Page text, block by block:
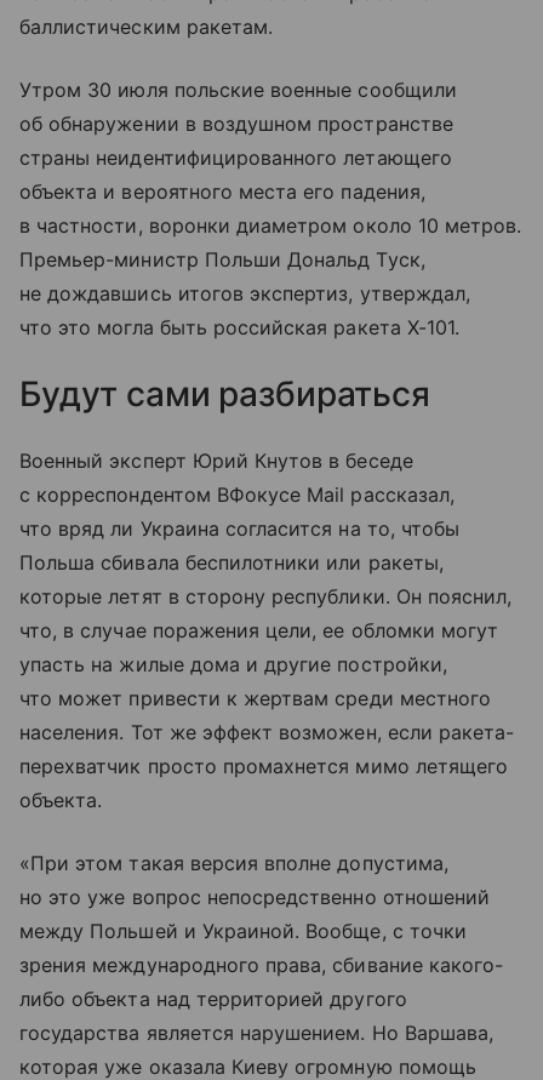
баллистическим ракетам.
Утром 30 июля польские военные сообщили
об обнаружении в воздушном пространстве
страны неидентифицированного летающего
объекта и вероятного места его падения,
в частности, воронки диаметром около 10 метров.
Премьер-министр Польши Дональд Туск,
не дождавшись итогов экспертиз, утверждал,
что это могла быть российская ракета Х-101.
Будут сами разбираться
Военный эксперт Юрий Кнутов в беседе
с корреспондентом ВФокусе Mail рассказал,
что вряд ли Украина согласится на то, чтобы
Польша сбивала беспилотники или ракеты,
которые летят в сторону республики. Он пояснил,
что, в случае поражения цели, ее обломки могут
упасть на жилые дома и другие постройки,
что может привести к жертвам среди местного
населения. Тот же эффект возможен, если ракета-
перехватчик просто промахнется мимо летящего
объекта.
«При этом такая версия вполне допустима,
но это уже вопрос непосредственно отношений
между Польшей и Украиной. Вообще, с точки
зрения международного права, сбивание какого-
либо объекта над территорией другого
государства является нарушением. Но Варшава,
которая уже оказала Киеву огромную помощь